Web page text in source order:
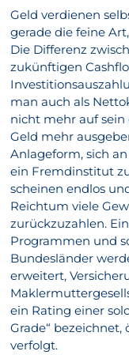
Geld verdienen
gerade die feine
Die Differenz
zukünftigen
man auch als
nicht mehr auf
Geld mehr
Anlageform, sich
ein Fremdinstitut
scheinen endlos
Reichtum viele
zurückzuzahlen.
Programmen und
Bundesländer
erweitert,
ein Rating einer
Grade“ bezeichnet,
verfolgt.